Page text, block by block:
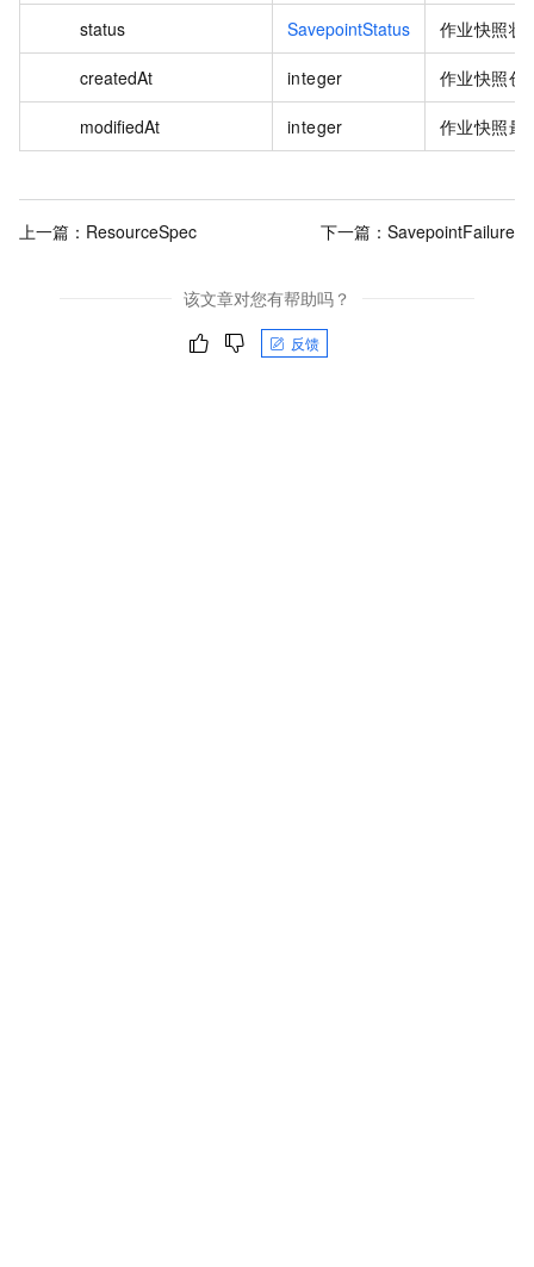
status SavepointStatus 作业快照状
createdAt integer 作业快照创
modifiedAt integer 作业快照最
上一篇： ResourceSpec 下一篇： SavepointFailure
该文章对您有帮助吗？
反馈